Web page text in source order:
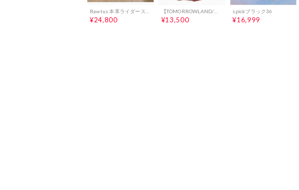
¥24,800 ¥13,500
spickブラック36
¥16,999